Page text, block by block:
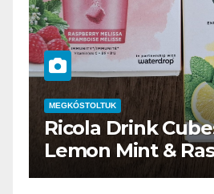
MEGKÓSTOLTUK
Waterdrop üdítő
teszt